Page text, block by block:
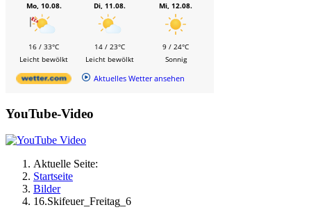
Mo, 10.08.
16 / 33°C
Leicht bewölkt
Di, 11.08.
14 / 23°C
Leicht bewölkt
Mi, 12.08.
9 / 24°C
Sonnig
Aktuelles Wetter ansehen
YouTube-Video
Aktuelle Seite:
Startseite
Bilder
16.Skifeuer_Freitag_6